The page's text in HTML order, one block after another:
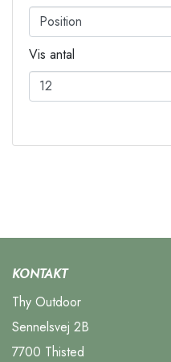
Vis antal
KONTAKT
Thy Outdoor
Sennelsvej 2B
7700 Thisted